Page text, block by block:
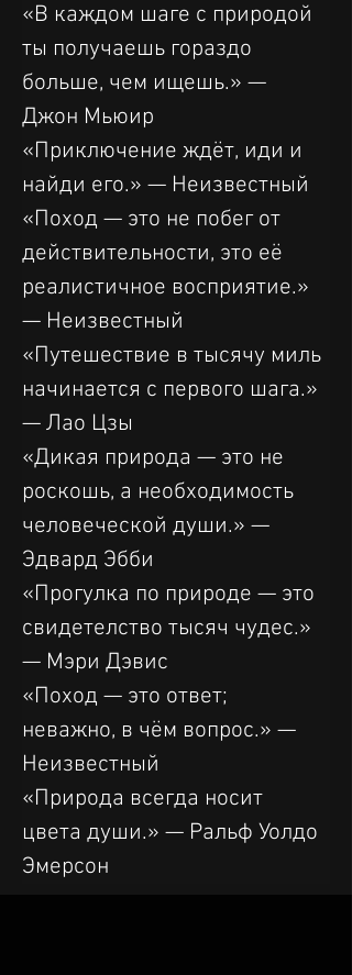
«В каждом шаге с природой
ты получаешь гораздо
больше, чем ищешь.» —
Джон Мьюир
«Приключение ждёт, иди и
найди его.» — Неизвестный
«Поход — это не побег от
действительности, это её
реалистичное восприятие.»
— Неизвестный
«Путешествие в тысячу миль
начинается с первого шага.»
— Лао Цзы
«Дикая природа — это не
роскошь, а необходимость
человеческой души.» —
Эдвард Эбби
«Прогулка по природе — это
свидетелство тысяч чудес.»
— Мэри Дэвис
«Поход — это ответ;
неважно, в чём вопрос.» —
Неизвестный
«Природа всегда носит
цвета души.» — Ральф Уолдо
Эмерсон